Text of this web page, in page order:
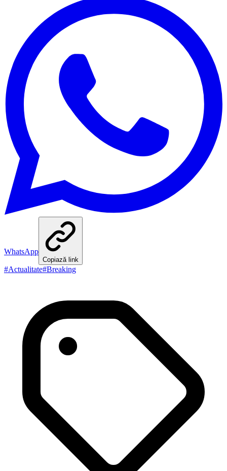
WhatsApp
Copiază link
#Actualitate#Breaking